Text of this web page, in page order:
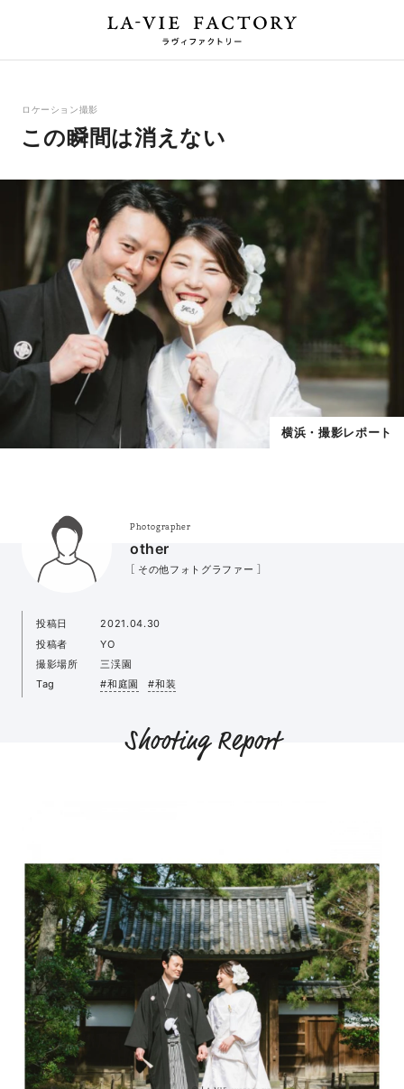
ロケーション撮影
この瞬間は消えない
横浜・撮影レポート
Photographer
other
［ その他フォトグラファー ］
投稿日
2021.04.30
投稿者
YO
撮影場所
三渓園
Tag
#和庭園 #和装
Shooting Report